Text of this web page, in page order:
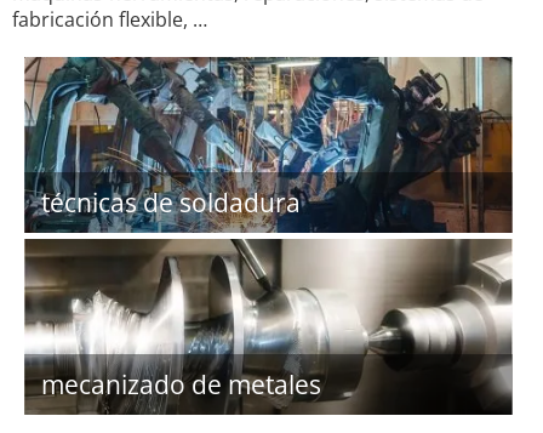
fabricación flexible, …
técnicas de soldadura
mecanizado de metales